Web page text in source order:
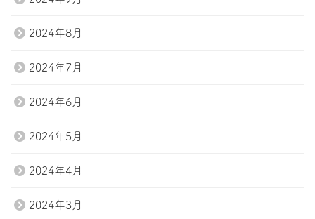
2024年8月
2024年7月
2024年6月
2024年5月
2024年4月
2024年3月